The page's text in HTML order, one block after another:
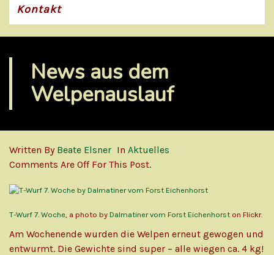
Kontakt
News aus dem
Welpenauslauf
Written By Beate Elsner In Aktuelles
Comments Are Off For This Post.
T-Wurf 7. Woche, a photo by Dalmatiner vom Forst Eichenhorst on Flickr.
Am Wochenende wurden die Welpen erneut gewogen und
entwurmt. Die Gewichte sind super – alle wiegen ca. 4 kg!